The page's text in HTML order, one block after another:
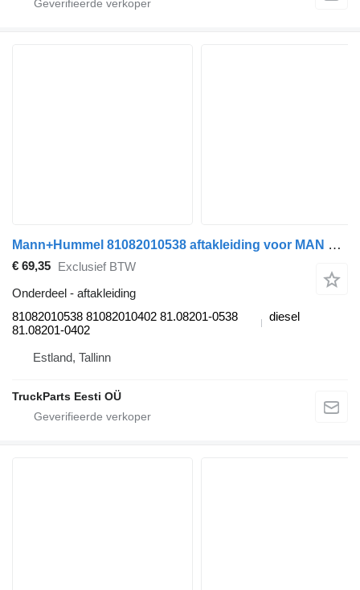
Mann+Hummel 81082010538 aftakleiding voor MAN TGA trekker
€ 69,35
Exclusief BTW
Onderdeel - aftakleiding
81082010538 81082010402 81.08201-0538
81.08201-0402
diesel
Estland, Tallinn
TruckParts Eesti OÜ